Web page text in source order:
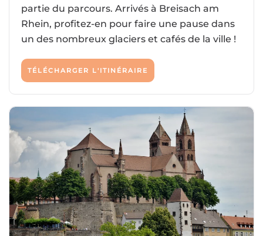
partie du parcours. Arrivés à Breisach am
Rhein, profitez-en pour faire une pause dans
un des nombreux glaciers et cafés de la ville !
TÉLÉCHARGER L'ITINÉRAIRE